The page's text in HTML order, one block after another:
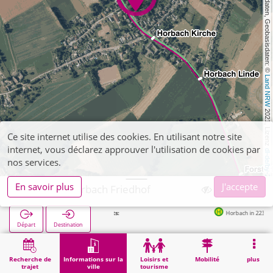
, Kartendaten, Geobasisdaten: ©
Land NRW
2021, Lizenz
dl-de/by-2-0
Recherche de
trajet
Informations sur la
ville
Loisirs et
tourisme
Mobilité plus
Aachen, Horbach Friedhof
Départ Destination
Horbach in 223m
Démarrage Informations sur la ville Aachen, Horbach Friedhof
Ce site internet utilise des cookies. En utilisant notre site
internet, vous déclarez approuver l'utilisation de cookies par
nos services.
En savoir plus
J'accepte